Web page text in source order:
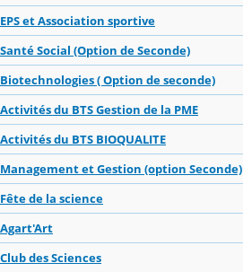
EPS et Association sportive
Santé Social (Option de Seconde)
Biotechnologies ( Option de seconde)
Activités du BTS Gestion de la PME
Activités du BTS BIOQUALITE
Management et Gestion (option Seconde)
Fête de la science
Agart'Art
Club des Sciences